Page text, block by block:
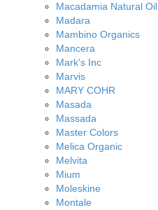
Macadamia Natural Oil
Madara
Mambino Organics
Mancera
Mark's Inc
Marvis
MARY COHR
Masada
Massada
Master Colors
Melica Organic
Melvita
Mium
Moleskine
Montale